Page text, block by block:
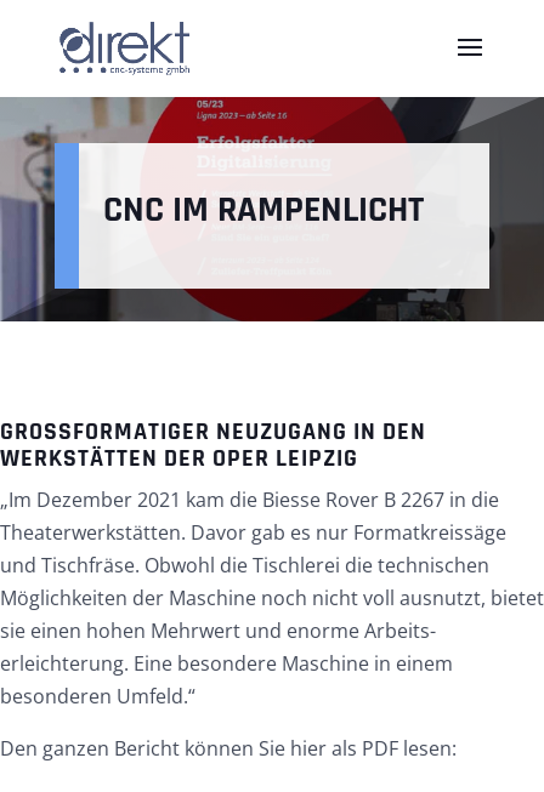
CNC IM RAMPENLICHT
GROSSFORMATIGER NEUZUGANG IN DEN W
ERKSTÄTTEN DER OPER LEIPZIG
„Im Dezember 2021 kam die Biesse Rover B 2267 in die
Theaterwerkstätten. Davor gab es nur Formatkreissäge
und Tischfräse. Obwohl die Tischlerei die technischen
Möglichkeiten der Maschine noch nicht voll ausnutzt, bietet
sie einen hohen Mehrwert und enorme Arbeits-
erleichterung. Eine besondere Maschine in einem
besonderen Umfeld.“
Den ganzen Bericht können Sie hier als PDF lesen: